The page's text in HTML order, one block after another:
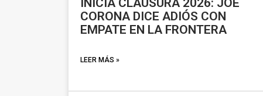
INICIA CLAUSURA 2026: JOE
CORONA DICE ADIÓS CON
EMPATE EN LA FRONTERA
LEER MÁS »